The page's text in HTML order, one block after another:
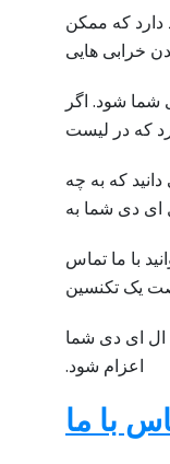
که ممکن
خرابی هایی
شما شود. اگر
که در لیست
که به چه
ای دی شما به
با ما تماس
یک تکنسین
ال ای دی شما
اعزام شود.
با ما